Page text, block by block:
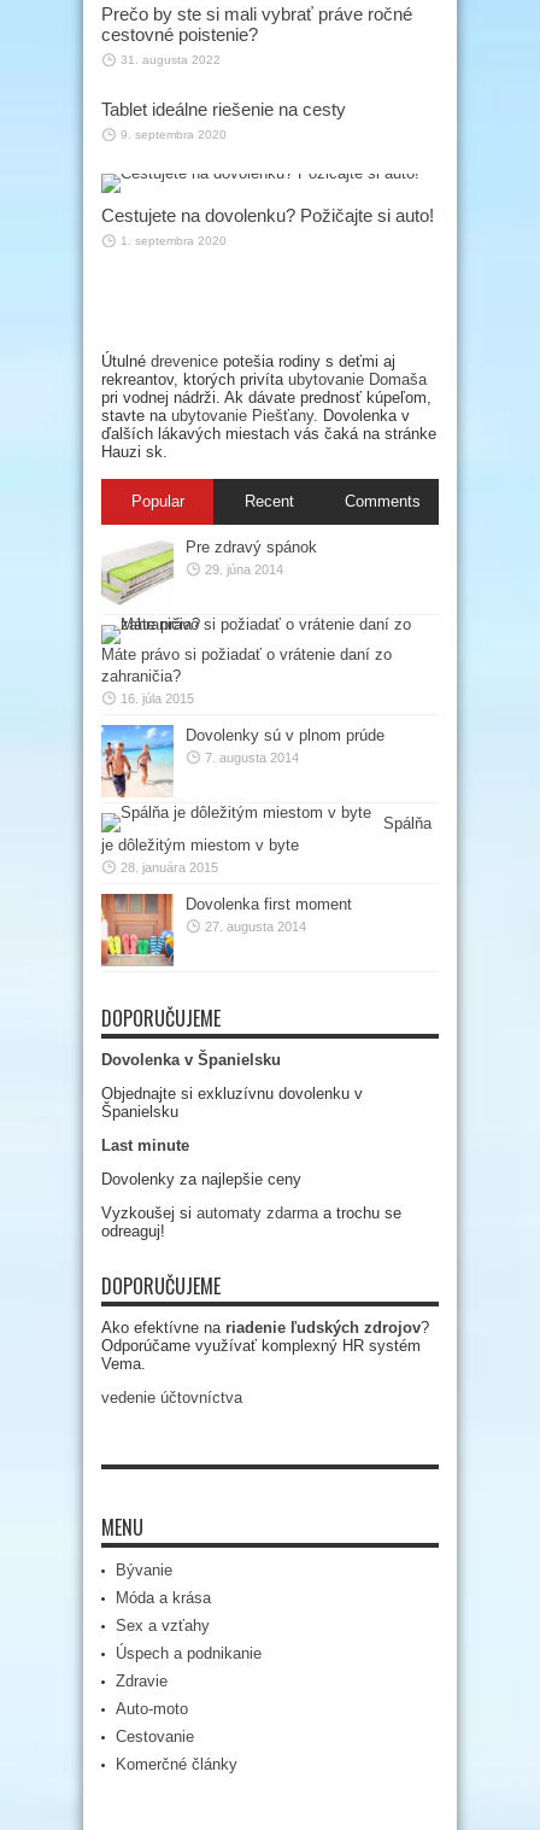
Prečo by ste si mali vybrať práve ročné
cestovné poistenie?
31. augusta 2022
Tablet ideálne riešenie na cesty
9. septembra 2020
Cestujete na dovolenku? Požičajte si auto!
1. septembra 2020
Útulné drevenice potešia rodiny s deťmi aj
rekreantov, ktorých privíta ubytovanie Domaša
pri vodnej nádrži. Ak dávate prednosť kúpeľom,
stavte na ubytovanie Piešťany. Dovolenka v
ďalších lákavých miestach vás čaká na stránke
Hauzi sk.
Popular Recent Comments
Pre zdravý spánok
29. júna 2014
Máte právo si požiadať o vrátenie daní zo
zahraničia?
16. júla 2015
Dovolenky sú v plnom prúde
7. augusta 2014
Spálňa
je dôležitým miestom v byte
28. januára 2015
Dovolenka first moment
27. augusta 2014
DOPORUČUJEME
Dovolenka v Španielsku
Objednajte si exkluzívnu dovolenku v
Španielsku
Last minute
Dovolenky za najlepšie ceny
Vyzkoušej si automaty zdarma a trochu se
odreaguj!
DOPORUČUJEME
Ako efektívne na riadenie ľudských zdrojov?
Odporúčame využívať komplexný HR systém
Vema.
vedenie účtovníctva
MENU
Bývanie
Móda a krása
Sex a vzťahy
Úspech a podnikanie
Zdravie
Auto-moto
Cestovanie
Komerčné články